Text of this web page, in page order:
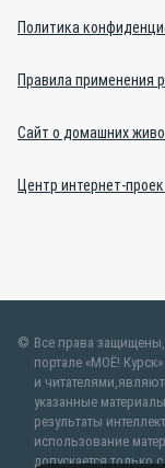
Политика
Правила применения
Сайт о домашних
Центр интернет-
Все права
портале «МОЁ!
и
указанные
результаты
использование
допускается только